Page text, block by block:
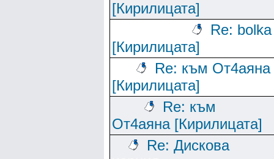
[Кирилицата]
Re: bolka
[Кирилицата]
Re: към От4аяна
[Кирилицата]
Re: към
От4аяна [Кирилицата]
Re: Дискова